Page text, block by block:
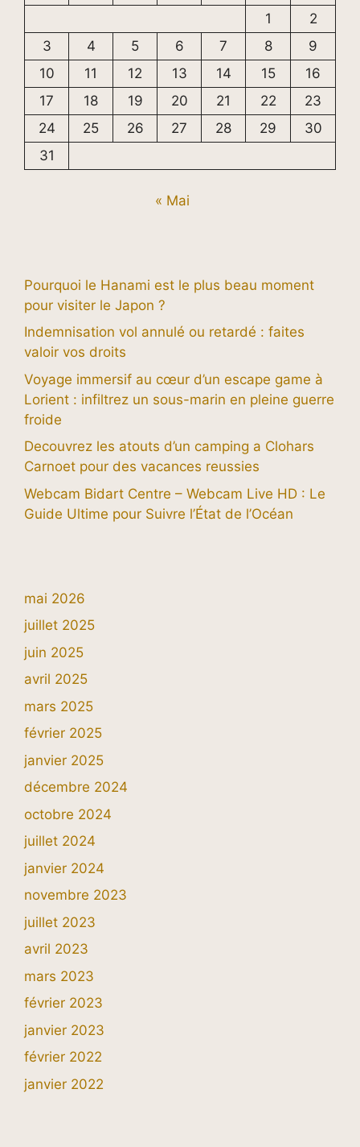
1
2
3
4 5 6 7 8
9
10
11 12 13 14 15
16
17
18 19 20 21 22
23
24
25 26 27 28 29
30
31
« Mai
Pourquoi le Hanami est le plus beau moment
pour visiter le Japon ?
Indemnisation vol annulé ou retardé : faites
valoir vos droits
Voyage immersif au cœur d’un escape game à
Lorient : infiltrez un sous-marin en pleine guerre
froide
Decouvrez les atouts d’un camping a Clohars
Carnoet pour des vacances reussies
Webcam Bidart Centre – Webcam Live HD : Le
Guide Ultime pour Suivre l’État de l’Océan
mai 2026
juillet 2025
juin 2025
avril 2025
mars 2025
février 2025
janvier 2025
décembre 2024
octobre 2024
juillet 2024
janvier 2024
novembre 2023
juillet 2023
avril 2023
mars 2023
février 2023
janvier 2023
février 2022
janvier 2022